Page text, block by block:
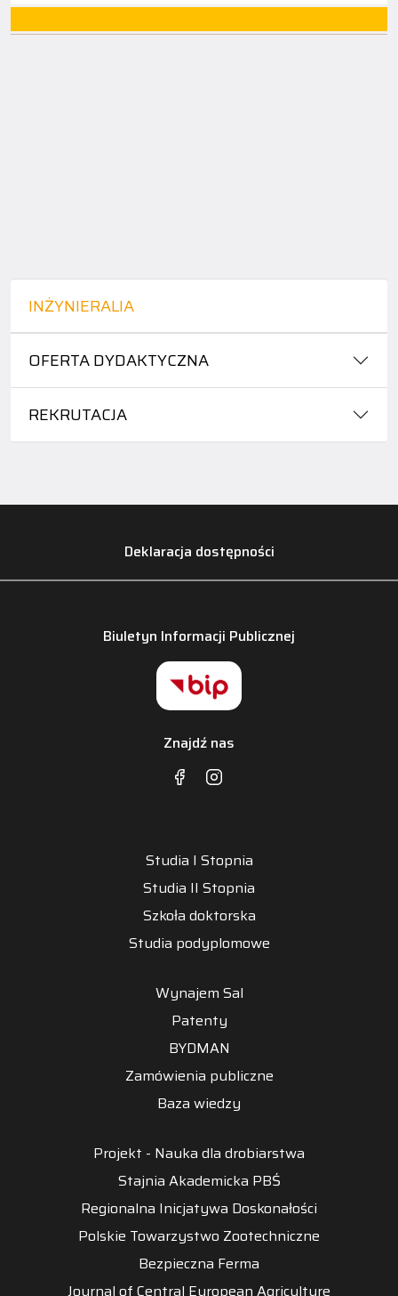
INŻYNIERALIA
OFERTA DYDAKTYCZNA
REKRUTACJA
Deklaracja dostępności
Biuletyn Informacji Publicznej
Znajdź nas
Studia I Stopnia
Studia II Stopnia
Szkoła doktorska
Studia podyplomowe
Wynajem Sal
Patenty
BYDMAN
Zamówienia publiczne
Baza wiedzy
Projekt - Nauka dla drobiarstwa
Stajnia Akademicka PBŚ
Regionalna Inicjatywa Doskonałości
Polskie Towarzystwo Zootechniczne
Bezpieczna Ferma
Journal of Central European Agriculture